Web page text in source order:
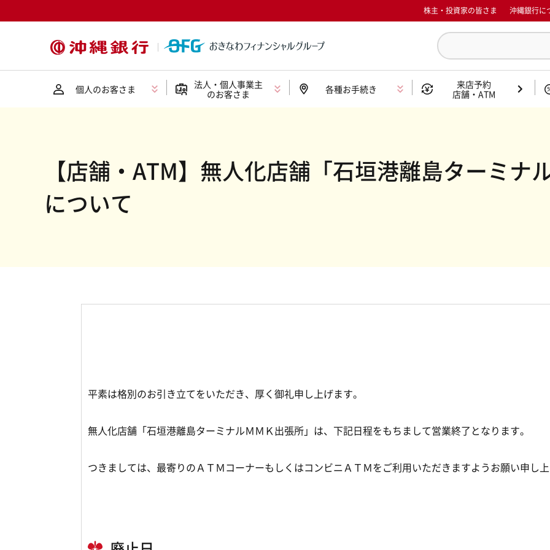
個人のお客さま
法人・個人事業主
のお客さま
各種お手続き
来店予約
店舗・ATM
株主・投資家の皆さま 沖縄銀行に
【店舗・ATM】無人化店舗「石垣港離島ターミナ
について
平素は格別のお引き立てをいただき、厚く御礼申し上げます。
無人化店舗「石垣港離島ターミナルＭＭＫ出張所」は、下記日程をもちまして営業終了となります。
つきましては、最寄りのＡＴＭコーナーもしくはコンビニＡＴＭをご利用いただきますようお願い申し